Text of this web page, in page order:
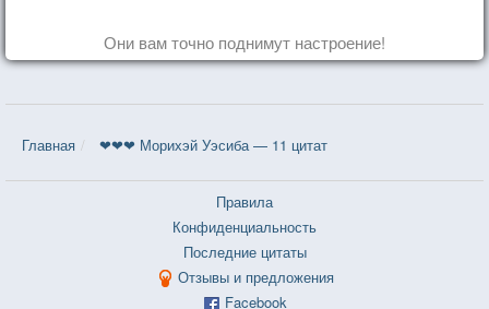
Они вам точно поднимут настроение!
Главная ❤❤❤ Морихэй Уэсиба — 11 цитат
Правила
Конфиденциальность
Последние цитаты
Отзывы и предложения
Facebook